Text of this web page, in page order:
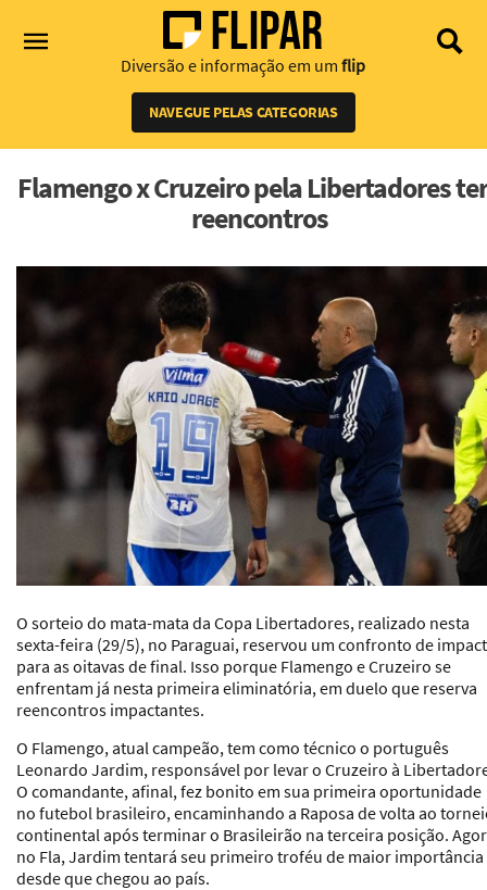
Diversão e informação em um flip
NAVEGUE PELAS CATEGORIAS
Flamengo x Cruzeiro pela Libertadores
reencontros
O sorteio do mata-mata da Copa Libertadores, realizado nesta
sexta-feira (29/5), no Paraguai, reservou um confronto de
para as oitavas de final. Isso porque Flamengo e Cruzeiro se
enfrentam já nesta primeira eliminatória, em duelo que reserva
reencontros impactantes.
O Flamengo, atual campeão, tem como técnico o português
Leonardo Jardim, responsável por levar o Cruzeiro à
O comandante, afinal, fez bonito em sua primeira oportunidade
no futebol brasileiro, encaminhando a Raposa de volta ao
continental após terminar o Brasileirão na terceira posição.
no Fla, Jardim tentará seu primeiro troféu de maior importância
desde que chegou ao país.